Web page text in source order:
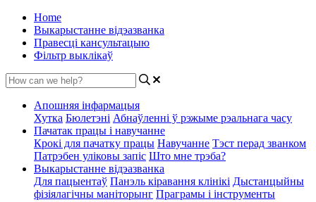
Home
Выкарыстанне відэазванка
Правесці кансультацыю
Фільтр выклікаў
Апошняя інфармацыя
Хутка Бюлетэні Абнаўленні ў рэжыме рэальнага часу
Пачатак працы і навучанне
Крокі для пачатку працы Навучанне Тэст перад званком
Патрэбен уліковы запіс Што мне трэба?
Выкарыстанне відэазванка
Для пацыентаў Панэль кіравання клінікі Дыстанцыйны
фізіялагічны маніторынг Праграмы і інструменты